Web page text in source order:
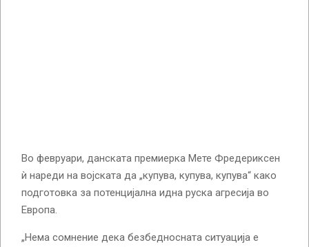
Во февруари, данската премиерка Мете Фредериксен
ѝ нареди на војската да „купува, купува, купува“ како
подготовка за потенцијална идна руска агресија во
Европа.
„Нема сомнение дека безбедносната ситуација е